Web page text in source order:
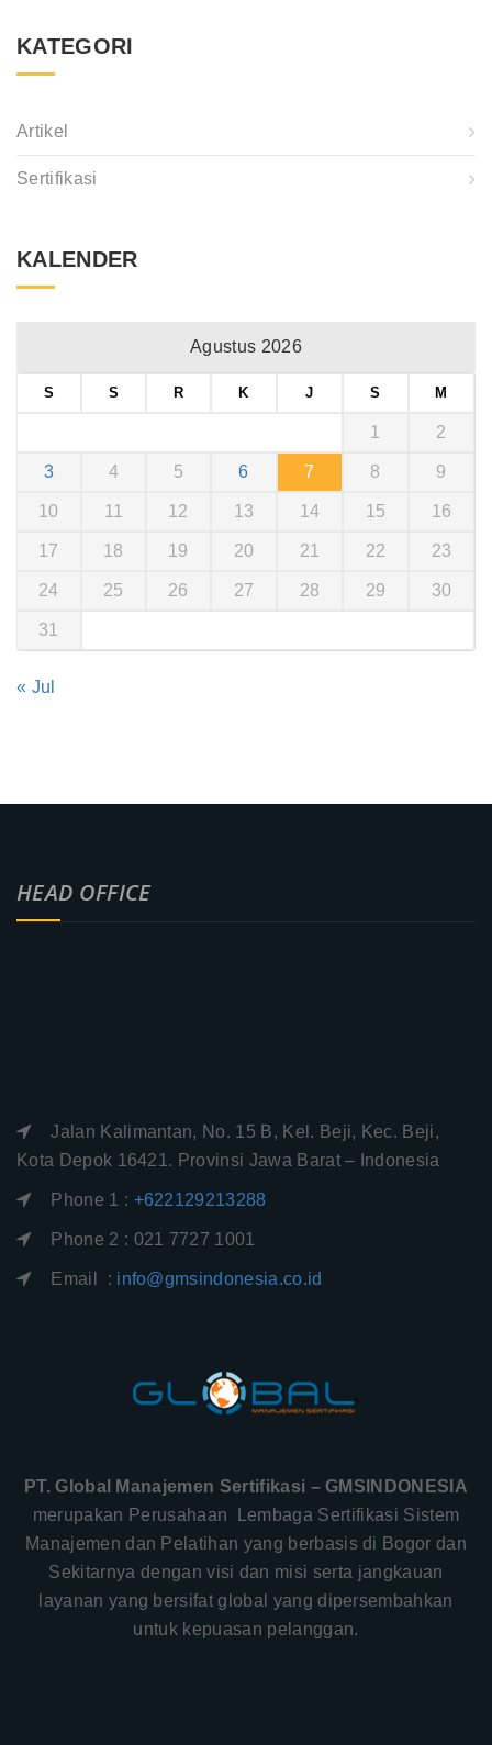
KATEGORI
Artikel
Sertifikasi
KALENDER
Agustus 2026
S S R K J S M
1 2
3 4 5 6 7 8 9
10 11 12 13 14 15 16
17 18 19 20 21 22 23
24 25 26 27 28 29 30
31
« Jul
HEAD OFFICE
Jalan Kalimantan, No. 15 B, Kel. Beji, Kec. Beji,
Kota Depok 16421. Provinsi Jawa Barat – Indonesia
Phone 1 : +622129213288
Phone 2 : 021 7727 1001
Email : info@gmsindonesia.co.id
PT. Global Manajemen Sertifikasi – GMSINDONESIA
merupakan Perusahaan Lembaga Sertifikasi Sistem
Manajemen dan Pelatihan yang berbasis di Bogor dan
Sekitarnya dengan visi dan misi serta jangkauan
layanan yang bersifat global yang dipersembahkan
untuk kepuasan pelanggan.